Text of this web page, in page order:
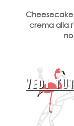
crema alla
VEDI